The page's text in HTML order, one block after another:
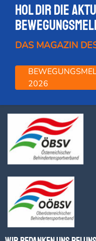
Hol dir die
DAS MAGAZIN
2026